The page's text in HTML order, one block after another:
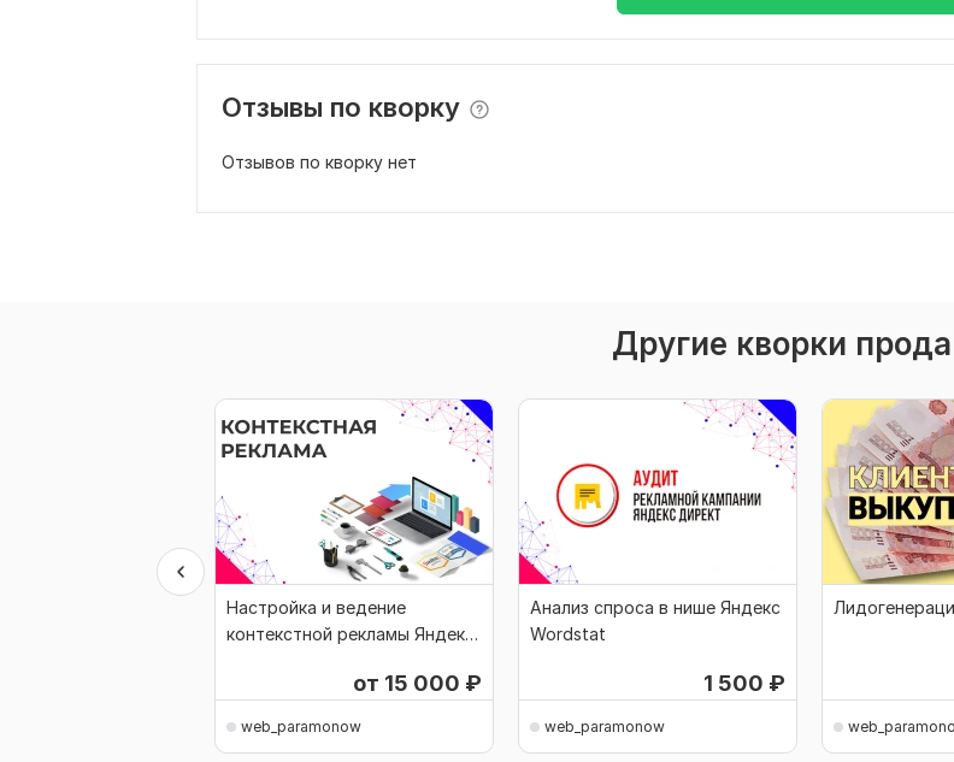
Отзывы по кворку
Отзывов по кворку нет
Другие кворки
Настройка и ведение
контекстной рекламы Яндекс.
от 15 000 ₽
web_paramonow
Анализ спроса в нише Яндекс
Wordstat
1 500 ₽
web_paramonow